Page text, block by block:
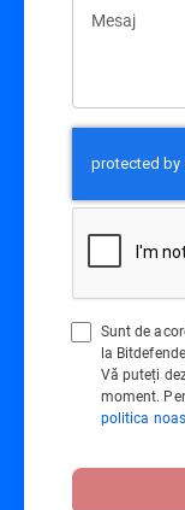
Mesaj
Sunt de
la
Vă puteți
moment.
politica